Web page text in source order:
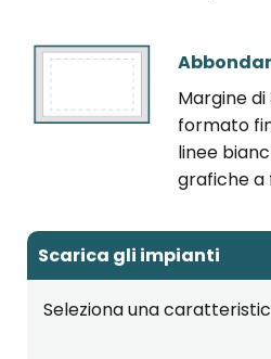
Margine
formato
linee
grafiche a
Scarica gli impianti
Seleziona una